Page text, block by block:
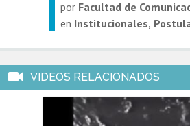
por Facultad de
en Institucionales